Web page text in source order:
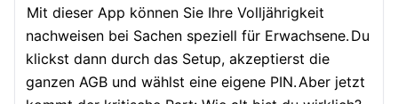
Mit dieser App können Sie Ihre Volljährigkeit
nachweisen bei Sachen speziell für Erwachsene. Du
klickst dann durch das Setup, akzeptierst die
ganzen AGB und wählst eine eigene PIN.Aber jetzt